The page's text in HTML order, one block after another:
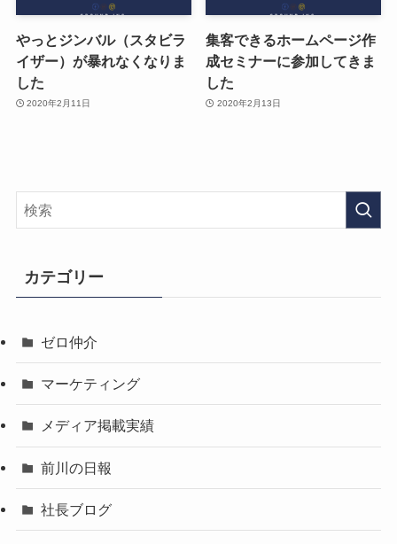
やっとジンバル（スタビラ
イザー）が暴れなくなりま
した
2020年2月11日
集客できるホームページ作
成セミナーに参加してきま
した
2020年2月13日
カテゴリー
ゼロ仲介
マーケティング
メディア掲載実績
前川の日報
社長ブログ